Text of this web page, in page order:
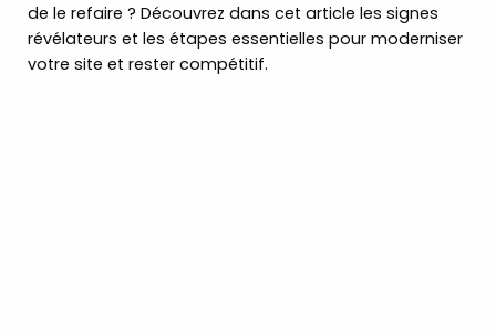
de le refaire ? Découvrez dans cet article les signes
révélateurs et les étapes essentielles pour moderniser
votre site et rester compétitif.